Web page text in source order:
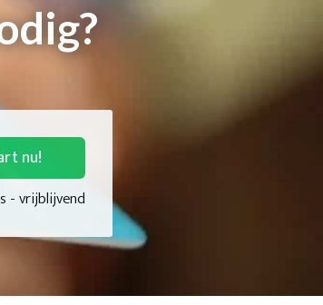
nu!
- vrijblijvend